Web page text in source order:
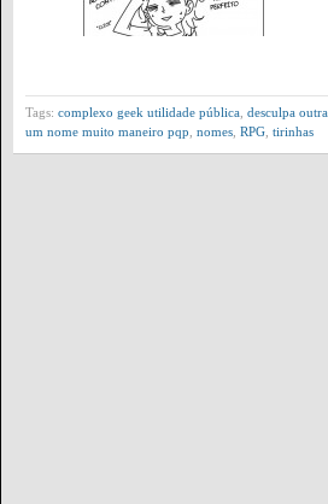
Tags: complexo geek utilidade pública desculpa
um nome muito maneiro pqp nomes RPG tirinhas